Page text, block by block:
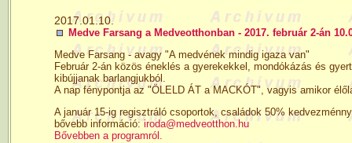
2017.01.10.
Medve Farsang a Medveotthonban - 2017. február 2-án
Medve Farsang - avagy "A medvének mindig igaza van"
Február 2-án közös éneklés a gyerekekkel, mondókázás és
kibújjanak barlangjukból.
A nap fénypontja az "ÖLELD ÁT a MACKÓT", vagyis amikor
A január 15-ig regisztráló csoportok, családok 50%
bővebb információ:iroda@medveotthon.hu
Bővebben a programról.